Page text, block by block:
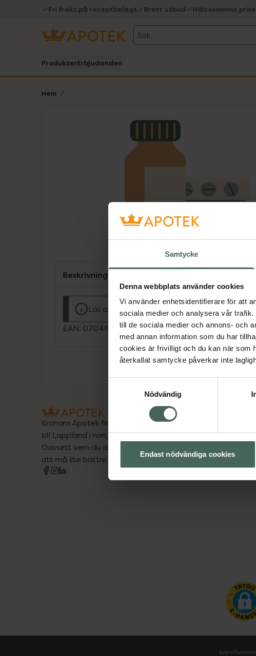
Samtycke
Denna webbplats använder cookies
Vi använder enhetsidentifierare för att
sociala medier och analysera vår
till de sociala medier och annons- och
med annan information som du har
cookies är frivilligt och du kan när som
återkallat samtycke påverkar inte
Nödvändig
Endast nödvändiga cookies
Fri frakt på receptbelagt Brett utbud Hälsosamma
Sök
ProdukterErbjudanden
Hem
Lista: . Innehåller 1 objekt.
Beskrivning
Läs alltid bipacksedeln innan användning.
EAN: 07046263891095
Kronans Apotek finns här för dig. Du hittar oss från Skåne i
till Lappland i norr, och online i mobilen och på datorn.
Oavsett vem du är så är det vårt uppdrag att hjälpa just dig
att må lite bättre. Välkommen att prata med oss.
Köpvillkor